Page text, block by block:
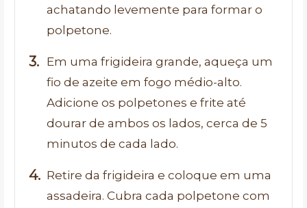
achatando levemente para formar o
polpetone.
Em uma frigideira grande, aqueça um
fio de azeite em fogo médio-alto.
Adicione os polpetones e frite até
dourar de ambos os lados, cerca de 5
minutos de cada lado.
Retire da frigideira e coloque em uma
assadeira. Cubra cada polpetone com